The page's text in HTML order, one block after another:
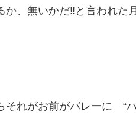
、無いかだ‼と言われた
れがお前がバレーに “